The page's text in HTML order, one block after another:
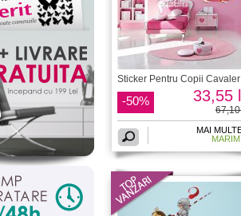
Sticker Pentru Copii Cavaler
-50% 33,55
MAI